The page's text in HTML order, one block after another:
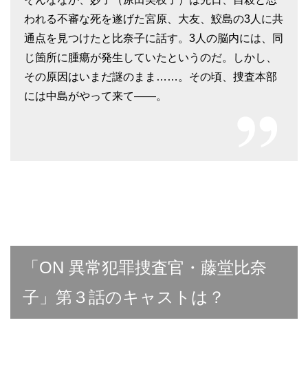
われる不審な死を遂げた宮原、大友、鮫島の3人に共
通点を見つけたと比奈子に話す。3人の脳内には、同
じ箇所に腫瘍が発生していたというのだ。しかし、
その原因はいまだ謎のまま……。その頃、捜査本部
には中島がやって来て――。
「ON 異常犯罪捜査官・藤堂比奈
子」第３話のキャストは？